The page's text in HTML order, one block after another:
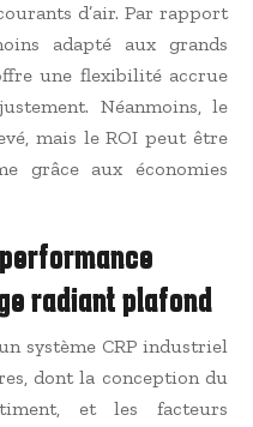
d’air. Par rapport
adapté aux grands
une flexibilité accrue
Néanmoins, le
mais le ROI peut être
grâce aux économies
radiant plafond
système CRP industriel
dont la conception du
et les facteurs